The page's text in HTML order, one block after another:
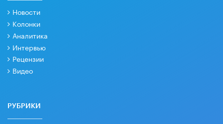
Новости
Колонки
Аналитика
Интервью
Рецензии
Видео
РУБРИКИ